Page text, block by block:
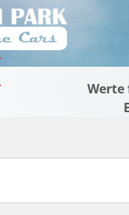
Werte